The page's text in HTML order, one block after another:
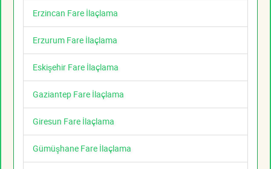
Erzincan Fare İlaçlama
Erzurum Fare İlaçlama
Eskişehir Fare İlaçlama
Gaziantep Fare İlaçlama
Giresun Fare İlaçlama
Gümüşhane Fare İlaçlama